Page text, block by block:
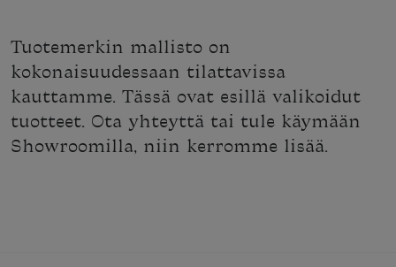
Tuotemerkin mallisto on
kokonaisuudessaan tilattavissa
kauttamme. Tässä ovat esillä valikoidut
tuotteet. Ota yhteyttä tai tule käymään
Showroomilla, niin kerromme lisää.